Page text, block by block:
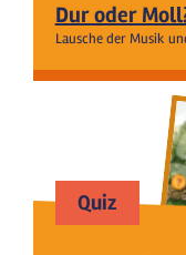
Dur oder
Lausche der Musik
Quiz